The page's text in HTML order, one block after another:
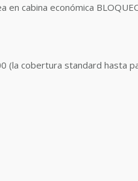
cabina económica
(la cobertura standard hasta